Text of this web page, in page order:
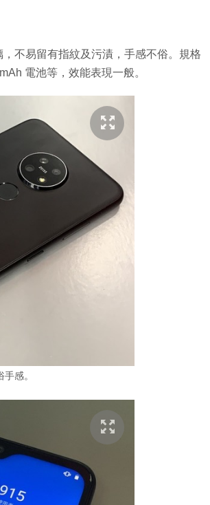
不易留有指紋及污漬，手感不俗。規格
電池等，效能表現一般。
感。